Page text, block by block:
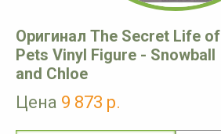
Оригинал The Secret Life of
Pets Vinyl Figure - Snowball
and Chloe
Цена 9 873 р.